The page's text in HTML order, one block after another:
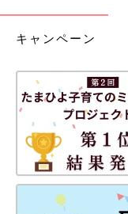
キャンペーン